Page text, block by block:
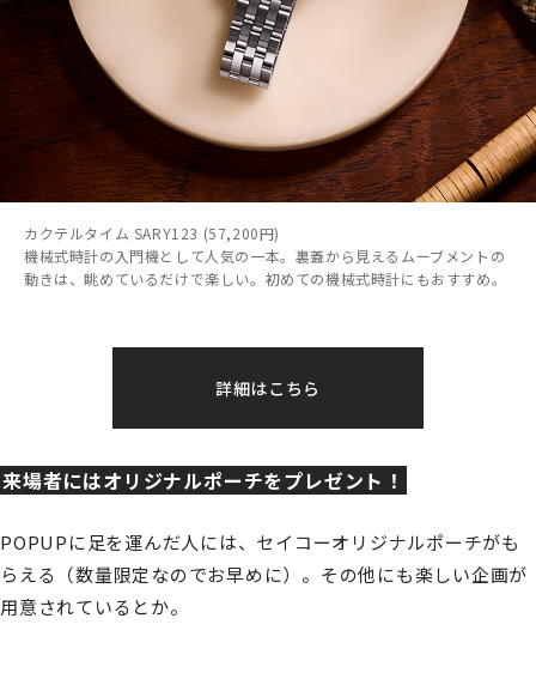
カクテルタイム SARY123 (57,200円)
機械式時計の入門機として人気の一本。裏蓋から見えるムーブメントの
動きは、眺めているだけで楽しい。初めての機械式時計にもおすすめ。
詳細はこちら
来場者にはオリジナルポーチをプレゼント！
POPUPに足を運んだ人には、セイコーオリジナルポーチがも
らえる（数量限定なのでお早めに）。その他にも楽しい企画が
用意されているとか。